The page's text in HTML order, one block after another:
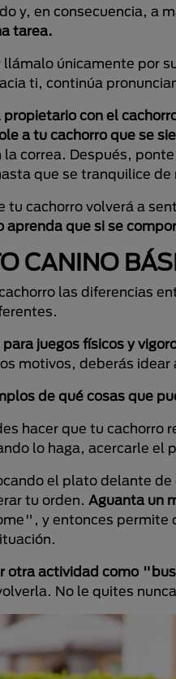
y, en consecuencia, a
tarea.
únicamente por
ti, continúa
con el
a tu cachorro que se
correa. Después,
que se tranquilice de
tu cachorro volverá a
aprenda que si se
CANINO
las diferencias
juegos físicos y
motivos, deberás
de qué cosas que
hacer que tu
lo haga, acercarle el
el plato delante
tu orden. Aguanta un
y entonces permite
otra actividad como
No le quites